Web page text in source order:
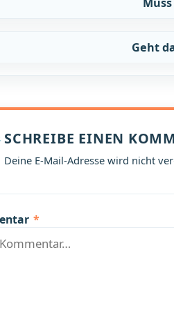
Geht
SCHREIBE EINEN
Deine E-Mail-Adresse wird nicht
*